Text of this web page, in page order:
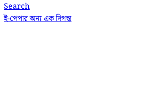
Search
ই-পেপারঅন্য এক দিগন্ত